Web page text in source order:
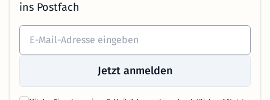
ins Postfach
Jetzt anmelden